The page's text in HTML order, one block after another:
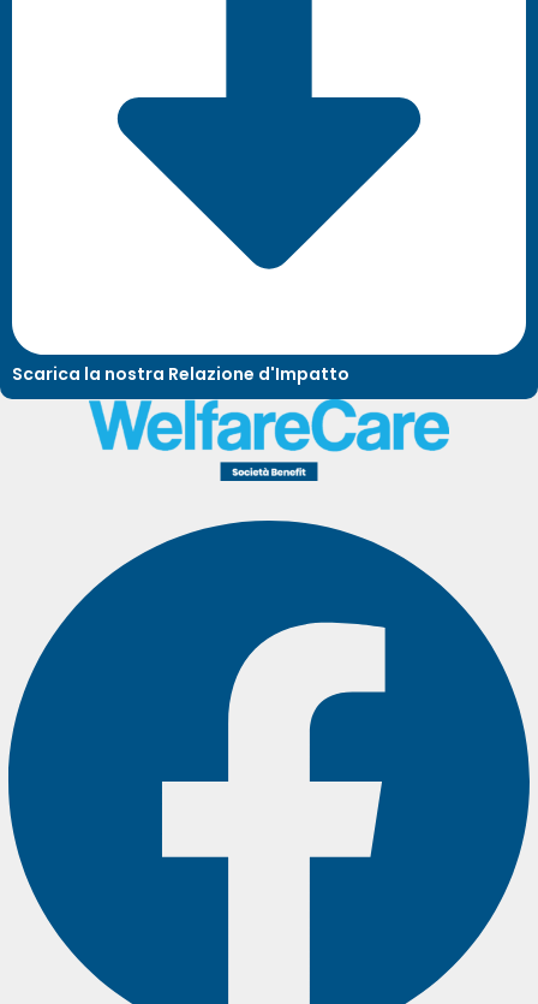
Scarica la nostra Relazione d'Impatto